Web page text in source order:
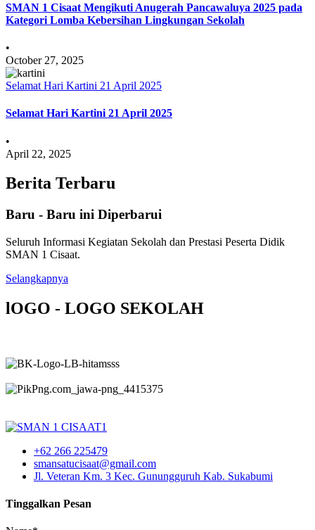
SMAN 1 Cisaat Mengikuti Anugerah Pancawaluya 2025 pada
Kategori Lomba Kebersihan Lingkungan Sekolah
•
October 27, 2025
Selamat Hari Kartini 21 April 2025
Selamat Hari Kartini 21 April 2025
•
April 22, 2025
Berita Terbaru
Baru - Baru ini Diperbarui
Seluruh Informasi Kegiatan Sekolah dan Prestasi Peserta Didik
SMAN 1 Cisaat.
Selangkapnya
lOGO - LOGO SEKOLAH
+62 266 225479
smansatucisaat@gmail.com
Jl. Veteran Km. 3 Kec. Gunungguruh Kab. Sukabumi
Tinggalkan Pesan